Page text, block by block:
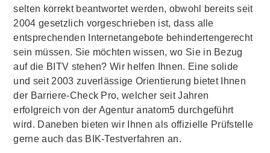
selten korrekt beantwortet werden, obwohl bereits seit
2004 gesetzlich vorgeschrieben ist, dass alle
entsprechenden Internetangebote behindertengerecht
sein müssen. Sie möchten wissen, wo Sie in Bezug
auf die BITV stehen? Wir helfen Ihnen. Eine solide
und seit 2003 zuverlässige Orientierung bietet Ihnen
der Barriere-Check Pro, welcher seit Jahren
erfolgreich von der Agentur anatom5 durchgeführt
wird. Daneben bieten wir Ihnen als offizielle Prüfstelle
gerne auch das BIK-Testverfahren an.